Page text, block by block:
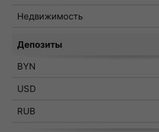
Недвижимость
Депозиты
BYN
USD
RUB